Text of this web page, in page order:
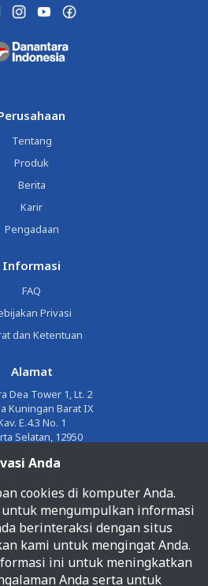
Tentang
Produk
Berita
Karir
Pengadaan
Informasi
FAQ
Privasi
dan Ketentuan
Alamat
Dea Tower 1, Lt. 2
Kuningan Barat IX
E.4.3 No. 1
Selatan, 12950
Email
Telepon
1500955
Anda
cookies di komputer Anda.
mengumpulkan informasi
berinteraksi dengan situs
kami untuk mengingat Anda.
ini untuk meningkatkan
Anda serta untuk